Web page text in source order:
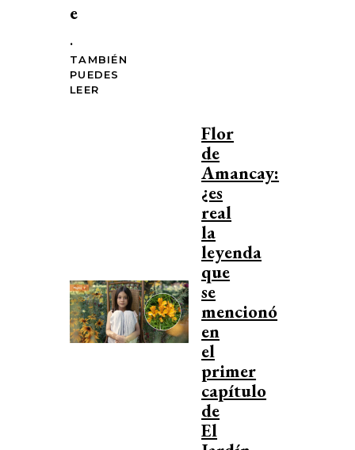
e
.
TAMBIÉN
PUEDES
LEER
Flor
de
Amancay:
¿es
real
la
leyenda
que
se
mencionó
en
el
primer
capítulo
de
El